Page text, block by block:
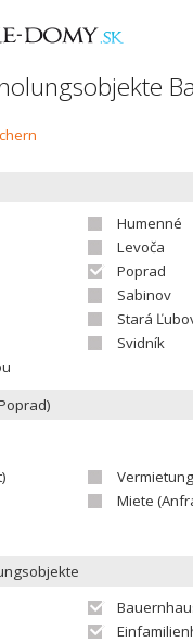
Humenné
Levoča
Poprad
Sabinov
Stará
Svidník
Miete